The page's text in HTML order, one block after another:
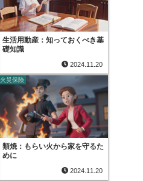
生活用動産：知っておくべき基
礎知識
2024.11.20
火災保険
類焼：もらい火から家を守るた
めに
2024.11.20